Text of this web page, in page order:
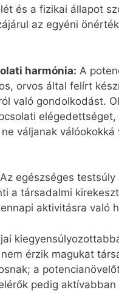
és a fizikai állapot
az egyéni
harmónia: A
orvos által felírt
való gondolkodást.
elégedettséget,
váljanak válóokokká
Az egészséges testsúly
a társadalmi
aktivitásra való
érzik magukat
a
pedig aktívabban